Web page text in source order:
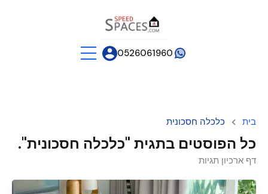
0526061960
בית כלכלה חסכונית
כל הפוסטים בתגית "כלכלה חסכונית".
דף ארכיון תגיות